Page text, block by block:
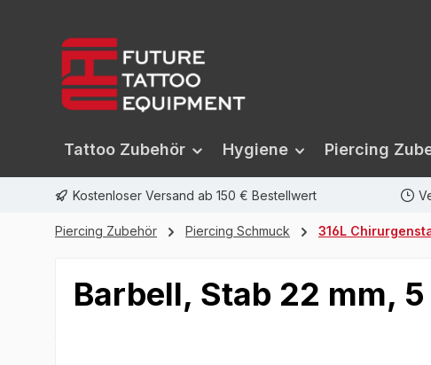
Tattoo Zubehör Hygiene Piercing
Kostenloser Versand ab 150 € Bestellwert
Piercing Zubehör Piercing Schmuck 316L
Barbell, Stab 22 mm,